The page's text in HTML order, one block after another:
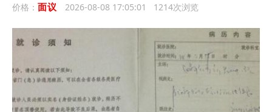
价格： 面议 2026-08-08 17:05:01 1214次浏览